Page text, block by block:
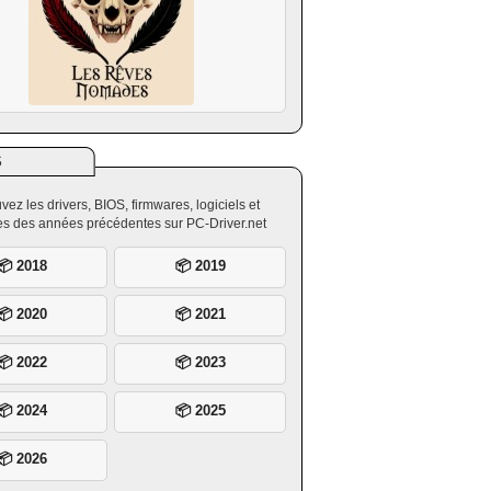
les drivers, BIOS, firmwares, logiciels et
des années précédentes sur PC-Driver.net
2018 📦 2019
2020 📦 2021
2022 📦 2023
2024 📦 2025
2026